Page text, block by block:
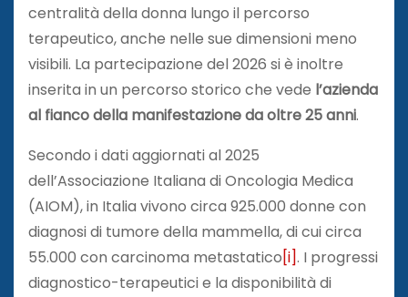
centralità della donna lungo il percorso
terapeutico, anche nelle sue dimensioni meno
visibili. La partecipazione del 2026 si è inoltre
inserita in un percorso storico che vede l’azienda
al fianco della manifestazione da oltre 25 anni.
Secondo i dati aggiornati al 2025
dell’Associazione Italiana di Oncologia Medica
(AIOM), in Italia vivono circa 925.000 donne con
diagnosi di tumore della mammella, di cui circa
55.000 con carcinoma metastatico[i]. I progressi
diagnostico-terapeutici e la disponibilità di